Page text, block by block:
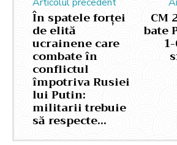
În spatele forței
de elită
ucrainene care
combate în
conflictul
împotriva Rusiei
lui Putin:
militarii trebuie
să respecte…
CM
bate